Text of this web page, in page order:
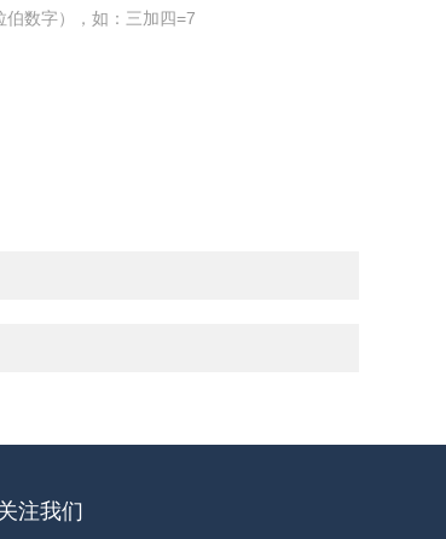
数字），如：三加四=7
注我们